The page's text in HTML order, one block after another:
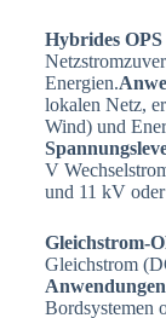
Hybrides OPS
Energien.
lokalen Netz,
Wind) und
V
und 11 kV
Gleichstrom-
Gleichstrom
Bordsystemen